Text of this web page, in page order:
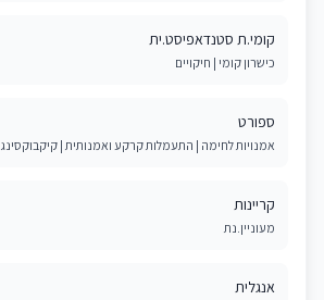
קומי.ת סטנדאפיסט.ית
כישרון קומי | חיקויים
ספורט
אמנויות לחימה | התעמלות קרקע ואמנותית | קיקבוקסינג
קריינות
מעוניין.נת
אנגלית